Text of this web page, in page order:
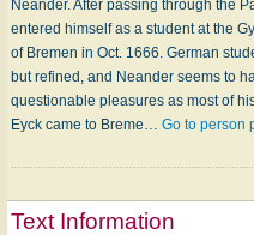
Neander. After passing through the
entered himself as a student at the
of Bremen in Oct. 1666. German
but refined, and Neander seems to
questionable pleasures as most of
Eyck came to Breme… Go to person
Text Information